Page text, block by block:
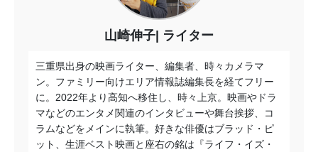
山崎伸子 ライター
三重県出身の映画ライター、編集者、時々カメラマ
ン。ファミリー向けエリア情報誌編集長を経てフリー
に。2022年より高知へ移住し、時々上京。映画やドラ
マなどのエンタメ関連のインタビューや舞台挨拶、コ
ラムなどをメインに執筆。好きな俳優はブラッド・ピ
ット、生涯ベスト映画と座右の銘は『ライフ・イズ・